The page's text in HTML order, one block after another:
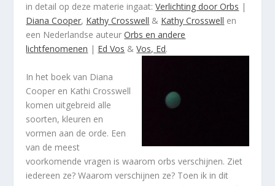
in detail op deze materie ingaat:Verlichting door Orbs |
Diana Cooper, Kathy Crosswell & Kathy Crosswell en
een Nederlandse auteurOrbs en andere
lichtfenomenen | Ed Vos &Vos, Ed.
In het boek van Diana
Cooper en Kathi Crosswell
komen uitgebreid alle
soorten, kleuren en
vormen aan de orde. Een
van de meest
voorkomende vragen is waarom orbs verschijnen. Ziet
iedereen ze? Waarom verschijnen ze? Toen ik in dit